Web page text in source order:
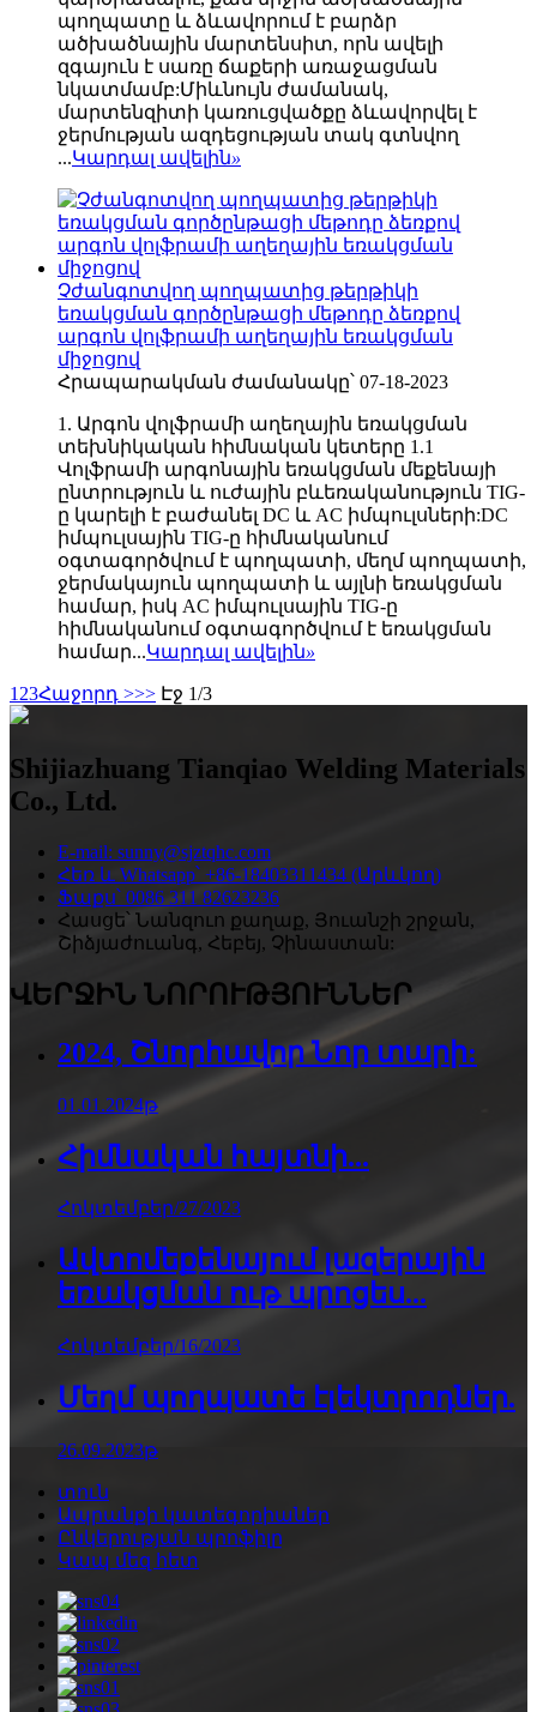
պողպատը և ձևավորում է բարձր
ածխածնային մարտենսիտ, որն ավելի
զգայուն է սառը ճաքերի առաջացման
նկատմամբ:Միևնույն ժամանակ,
մարտենզիտի կառուցվածքը ձևավորվել է
ջերմության ազդեցության տակ գտնվող
...Կարդալ ավելին»
Չժանգոտվող պողպատից թերթիկի
եռակցման գործընթացի մեթոդը ձեռքով
արգոն վոլֆրամի աղեղային եռակցման
միջոցով
Հրապարակման ժամանակը՝ 07-18-2023
1. Արգոն վոլֆրամի աղեղային եռակցման
տեխնիկական հիմնական կետերը 1.1
Վոլֆրամի արգոնային եռակցման մեքենայի
ընտրություն և ուժային բևեռականություն TIG-
ը կարելի է բաժանել DC և AC իմպուլսների:DC
իմպուլսային TIG-ը հիմնականում
օգտագործվում է պողպատի, մեղմ պողպատի,
ջերմակայուն պողպատի և այլնի եռակցման
համար, իսկ AC իմպուլսային TIG-ը
հիմնականում օգտագործվում է եռակցման
համար...Կարդալ ավելին»
1 23Հաջորդ >>> Էջ 1/3
Shijiazhuang Tianqiao Welding Materials
Co., Ltd.
E-mail: sunny@sjztqhc.com
Հեռ և Whatsapp՝ +86-18403311434 (Արևկող)
Ֆաքս՝ 0086 311 82623236
Հասցե՝ Նանզուո քաղաք, Յուանշի շրջան,
Շիձյաժուանգ, Հեբեյ, Չինաստան:
ՎԵՐՋԻՆ ՆՈՐՈՒԹՅՈՒՆՆԵՐ
2024, Շնորհավոր Նոր տարի:
01.01.2024թ
Հիմնական հայտնի...
Հոկտեմբեր/27/2023
Ավտոմեքենայում լազերային
եռակցման ութ պրոցես...
Հոկտեմբեր/16/2023
Մեղմ պողպատե էլեկտրոդներ.
26.09.2023թ
տուն
Ապրանքի կատեգորիաներ
Ընկերության պրոֆիլը
Կապ մեզ հետ